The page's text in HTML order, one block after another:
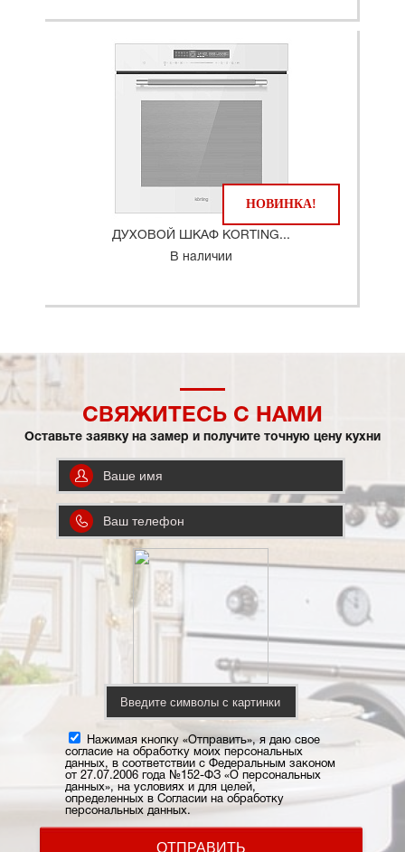
НОВИНКА!
ДУХОВОЙ ШКАФ KORTING...
В наличии
СВЯЖИТЕСЬ С НАМИ
Оставьте заявку на замер и получите точную цену кухни
Нажимая кнопку «Отправить», я даю свое
согласие на обработку моих персональных
данных, в соответствии с Федеральным законом
от 27.07.2006 года №152-ФЗ «О персональных
данных», на условиях и для целей,
определенных в Согласии на обработку
персональных данных.